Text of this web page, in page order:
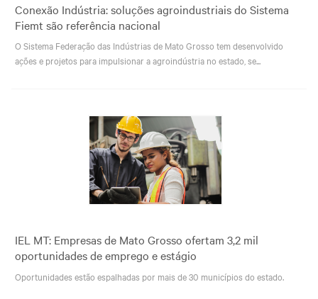
Conexão Indústria: soluções agroindustriais do Sistema
Fiemt são referência nacional
O Sistema Federação das Indústrias de Mato Grosso tem desenvolvido
ações e projetos para impulsionar a agroindústria no estado, se...
IEL MT: Empresas de Mato Grosso ofertam 3,2 mil
oportunidades de emprego e estágio
Oportunidades estão espalhadas por mais de 30 municípios do estado.